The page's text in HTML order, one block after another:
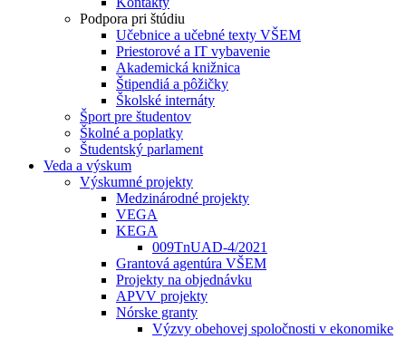
Podpora pri štúdiu
Učebnice a učebné texty VŠEM
Priestorové a IT vybavenie
Akademická knižnica
Štipendiá a pôžičky
Školské internáty
Šport pre študentov
Školné a poplatky
Študentský parlament
Veda a výskum
Výskumné projekty
Medzinárodné projekty
VEGA
KEGA
009TnUAD-4/2021
Grantová agentúra VŠEM
Projekty na objednávku
APVV projekty
Nórske granty
Výzvy obehovej spoločnosti v ekonomike